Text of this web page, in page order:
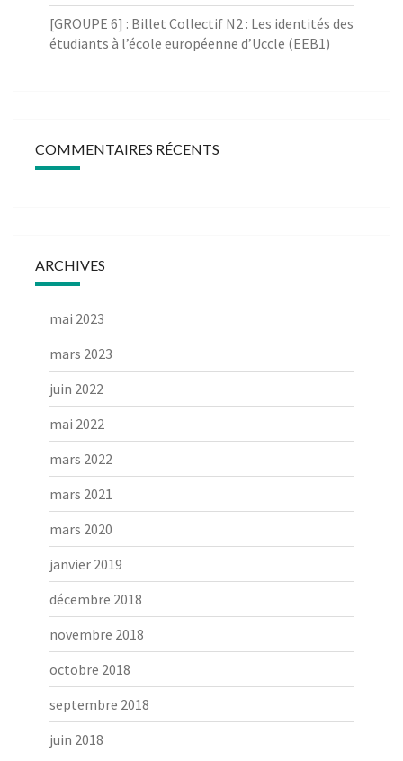
[GROUPE 6] : Billet Collectif N2 : Les identités des
étudiants à l’école européenne d’Uccle (EEB1)
COMMENTAIRES RÉCENTS
ARCHIVES
mai 2023
mars 2023
juin 2022
mai 2022
mars 2022
mars 2021
mars 2020
janvier 2019
décembre 2018
novembre 2018
octobre 2018
septembre 2018
juin 2018